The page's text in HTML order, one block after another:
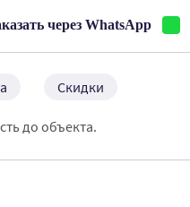
через WhatsApp
Скидки
до объекта.